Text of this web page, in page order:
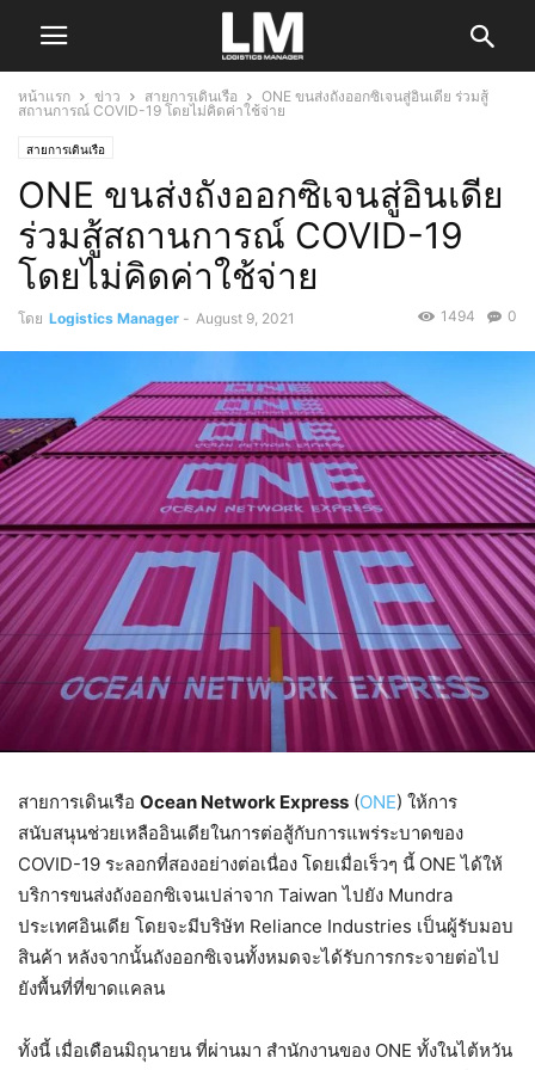
หน้าแรก ข่าว สายการเดินเรือ
ONE ขนส่งถังออกซิเจนสู่อินเดีย ร่วมสู้
สถานการณ์ COVID-19 โดยไม่คิดค่าใช้จ่าย
สายการเดินเรือ
ONE ขนส่งถังออกซิเจนสู่อินเดีย
ร่วมสู้สถานการณ์ COVID-19
โดยไม่คิดค่าใช้จ่าย
โดย Logistics Manager - August 9, 2021 0
1494
สายการเดินเรือ Ocean Network Express (ONE) ให้การ
สนับสนุนช่วยเหลืออินเดียในการต่อสู้กับการแพร่ระบาดของ
COVID-19 ระลอกที่สองอย่างต่อเนื่อง โดยเมื่อเร็วๆ นี้ ONE ได้ให้
บริการขนส่งถังออกซิเจนเปล่าจาก Taiwan ไปยัง Mundra
ประเทศอินเดีย โดยจะมีบริษัท Reliance Industries เป็นผู้รับมอบ
สินค้า หลังจากนั้นถังออกซิเจนทั้งหมดจะได้รับการกระจายต่อไป
ยังพื้นที่ที่ขาดแคลน
ทั้งนี้ เมื่อเดือนมิถุนายน ที่ผ่านมา สำนักงานของ ONE ทั้งในไต้หวัน